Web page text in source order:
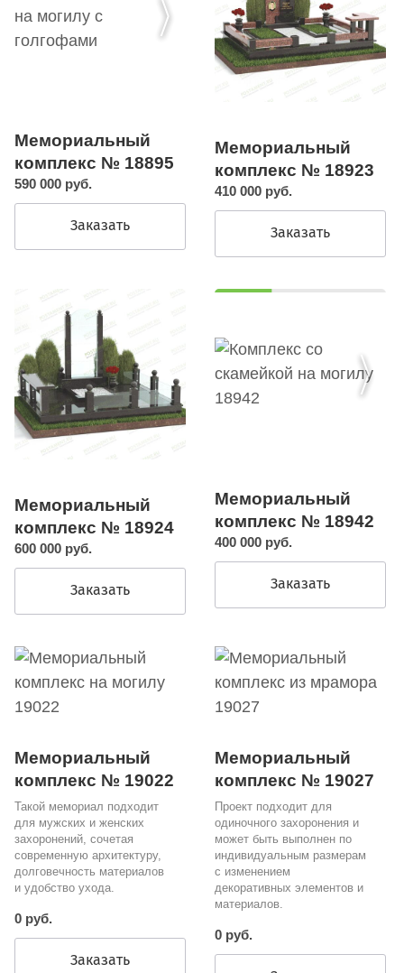
Мемориальный
комплекс № 18895
590 000 руб.
Заказать
Мемориальный
комплекс № 18923
410 000 руб.
Заказать
Мемориальный
комплекс № 18924
600 000 руб.
Заказать
Мемориальный
комплекс № 18942
400 000 руб.
Заказать
Мемориальный
комплекс № 19022
Такой мемориал подходит
для мужских и женских
захоронений, сочетая
современную архитектуру,
долговечность материалов
и удобство ухода.
0 руб.
Заказать
Мемориальный
комплекс № 19027
Проект подходит для
одиночного захоронения и
может быть выполнен по
индивидуальным размерам
с изменением
декоративных элементов и
материалов.
0 руб.